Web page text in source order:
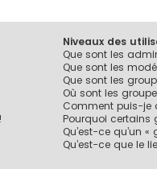
Niveaux des
Que sont les
Que sont les
Que sont les
Où sont les
Comment puis-je
Pourquoi certains
Qu’est-ce qu’un
Qu’est-ce que le